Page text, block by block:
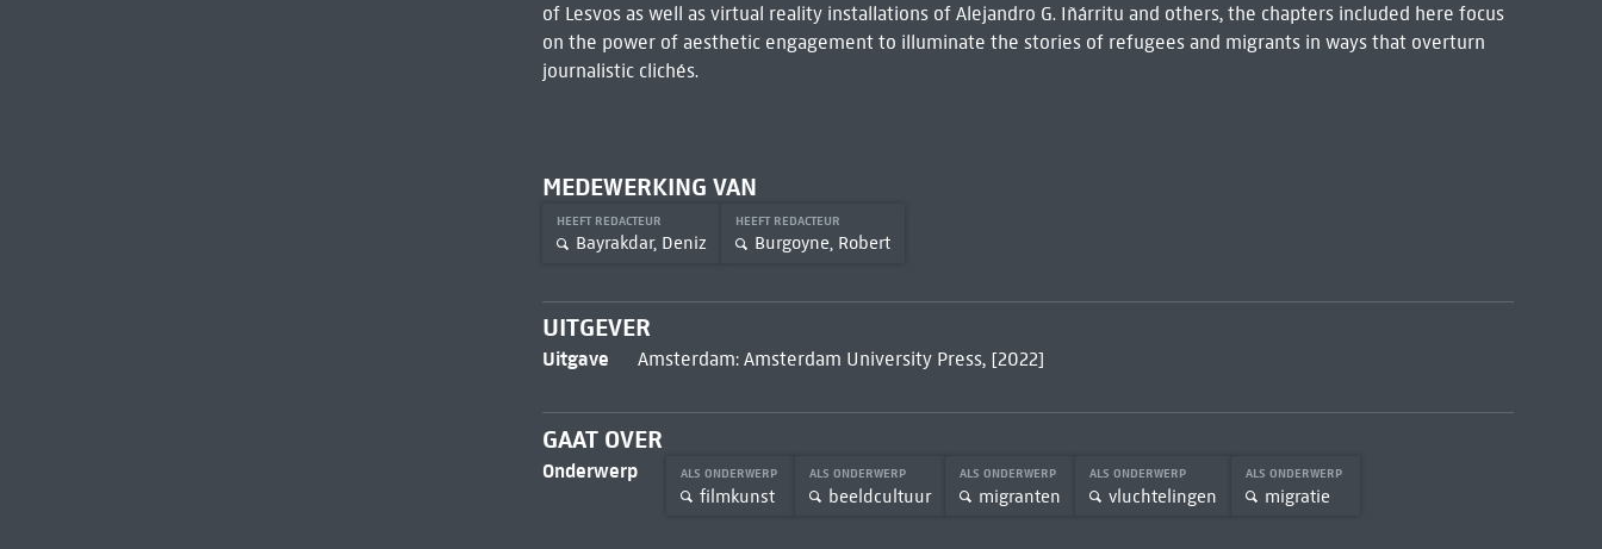
of Lesvos as well as virtual reality installations of Alejandro G. Iñárritu and others, the chapters included here focus
on the power of aesthetic engagement to illuminate the stories of refugees and migrants in ways that overturn
journalistic clichés.
MEDEWERKING VAN
HEEFT REDACTEUR
Bayrakdar, Deniz
HEEFT REDACTEUR
Burgoyne, Robert
UITGEVER
Uitgave Amsterdam: Amsterdam University Press, [2022]
GAAT OVER
Onderwerp ALS ONDERWERP
filmkunst
ALS ONDERWERP
beeldcultuur
ALS ONDERWERP
migranten
ALS ONDERWERP
vluchtelingen
ALS ONDERWERP
migratie